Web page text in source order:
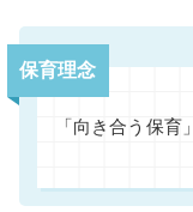
保育理念
「向き合う保育」